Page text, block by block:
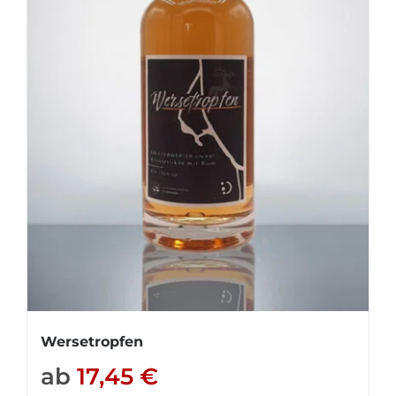
Wersetropfen
ab 17,45 €